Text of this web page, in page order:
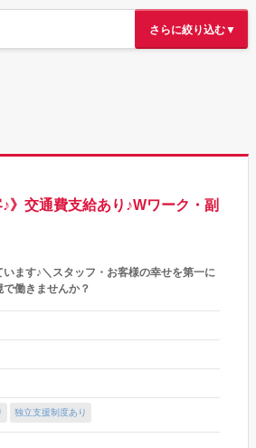
さらに絞り込む▼
交通費支給あり♪Wワーク・副
ます♪＼スタッフ・お客様の幸せを第一に
働きませんか？
独立支援制度あり